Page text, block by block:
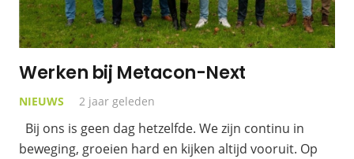
Werken bij Metacon-Next
NIEUWS 2 jaar geleden
Bij ons is geen dag hetzelfde. We zijn continu in
beweging, groeien hard en kijken altijd vooruit. Op